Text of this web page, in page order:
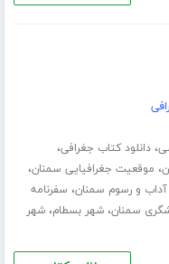
،دانلود کتاب جغرافی،
، موقعیت جغرافیایی سمنان،
آداب و رسوم سمنان، سفرنامه
سمنان،شهر بسطام،شهر